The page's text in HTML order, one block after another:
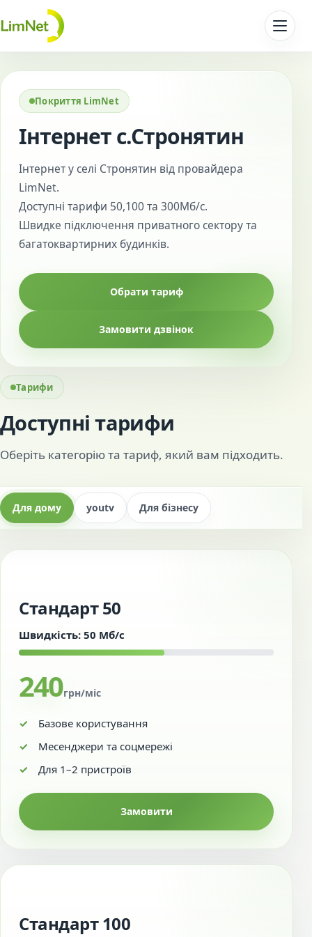
Перейти до контенту
Покриття LimNet
Інтернет с.Стронятин
Інтернет у селі Стронятин від провайдера
LimNet.
Доступні тарифи 50,100 та 300Мб/с.
Швидке підключення приватного сектору та
багатоквартирних будинків.
Обрати тариф
Замовити дзвінок
Тарифи
Доступні тарифи
Оберіть категорію та тариф, який вам підходить.
Для дому youtv Для бізнесу
Стандарт 50
Швидкість: 50 Мб/с
240грн/міс
Базове користування
Месенджери та соцмережі
Для 1–2 пристроїв
Замовити
Стандарт 100